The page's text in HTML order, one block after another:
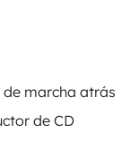
marcha atrás
de CD